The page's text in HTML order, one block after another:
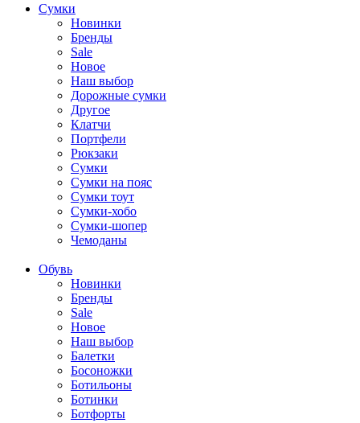
Cумки
Новинки
Бренды
Sale
Новое
Наш выбор
Дорожные сумки
Другое
Клатчи
Портфели
Рюкзаки
Сумки
Сумки на пояс
Сумки тоут
Сумки-хобо
Сумки-шопер
Чемоданы
Обувь
Новинки
Бренды
Sale
Новое
Наш выбор
Балетки
Босоножки
Ботильоны
Ботинки
Ботфорты